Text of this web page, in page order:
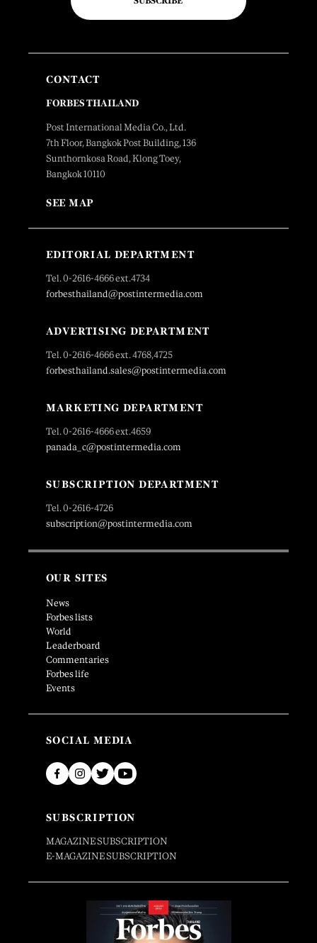
CONTACT
FORBES THAILAND
Post International Media Co., Ltd.
7th Floor, Bangkok Post Building, 136
Sunthornkosa Road, Klong Toey,
Bangkok 10110
SEE MAP
EDITORIAL DEPARTMENT
Tel. 0-2616-4666 ext.4734
forbesthailand@postintermedia.com
ADVERTISING DEPARTMENT
Tel. 0-2616-4666 ext. 4768,4725
forbesthailand.sales@postintermedia.com
MARKETING DEPARTMENT
Tel. 0-2616-4666 ext.4659
panada_c@postintermedia.com
SUBSCRIPTION DEPARTMENT
Tel. 0-2616-4726
subscription@postintermedia.com
OUR SITES
News
Forbes lists
World
Leaderboard
Commentaries
Forbes life
Events
SOCIAL MEDIA
SUBSCRIPTION
MAGAZINE SUBSCRIPTION
E-MAGAZINE SUBSCRIPTION